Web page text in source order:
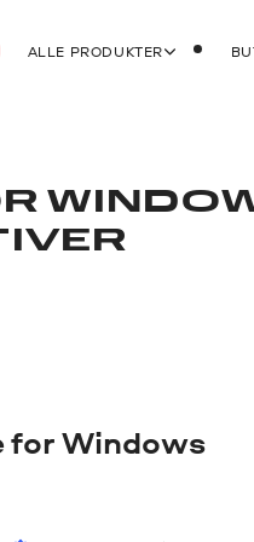
ALLE PRODUKTER
for Windows